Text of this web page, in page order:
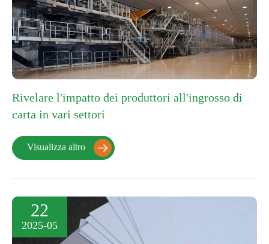
Rivelare l'impatto dei produttori all'ingrosso di
carta in vari settori
Visualizza altro 
22
2025-05